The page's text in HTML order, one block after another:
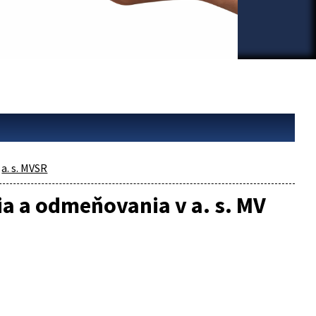
a. s. MVSR
a odmeňovania v a. s. MV